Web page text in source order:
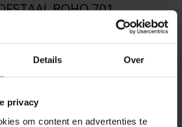
Details Over
privacy
om content en advertenties te
BOHO 701